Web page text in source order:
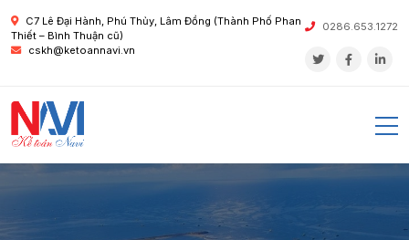
C7 Lê Đại Hành, Phú Thủy, Lâm Đồng (Thành Phố Phan
Thiết – Bình Thuận cũ)
cskh@ketoannavi.vn
0286.653.1272